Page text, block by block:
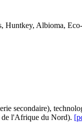
Huntkey, Albioma,
secondaire),
de l'Afrique du Nord).